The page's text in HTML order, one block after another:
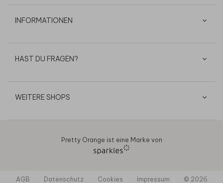
INFORMATIONEN
HAST DU FRAGEN?
WEITERE SHOPS
Pretty Orange ist eine Marke von
AGB Datenschutz Cookies Impressum © 2026